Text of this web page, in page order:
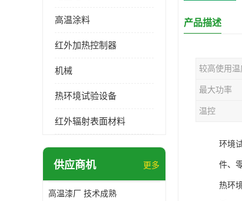
高温涂料
红外加热控制器
机械
热环境试验设备
红外辐射表面材料
供应商机 更多
高温漆厂 技术成熟
产品描述
较高使用温
最大功率
温控
环境
件、
热环